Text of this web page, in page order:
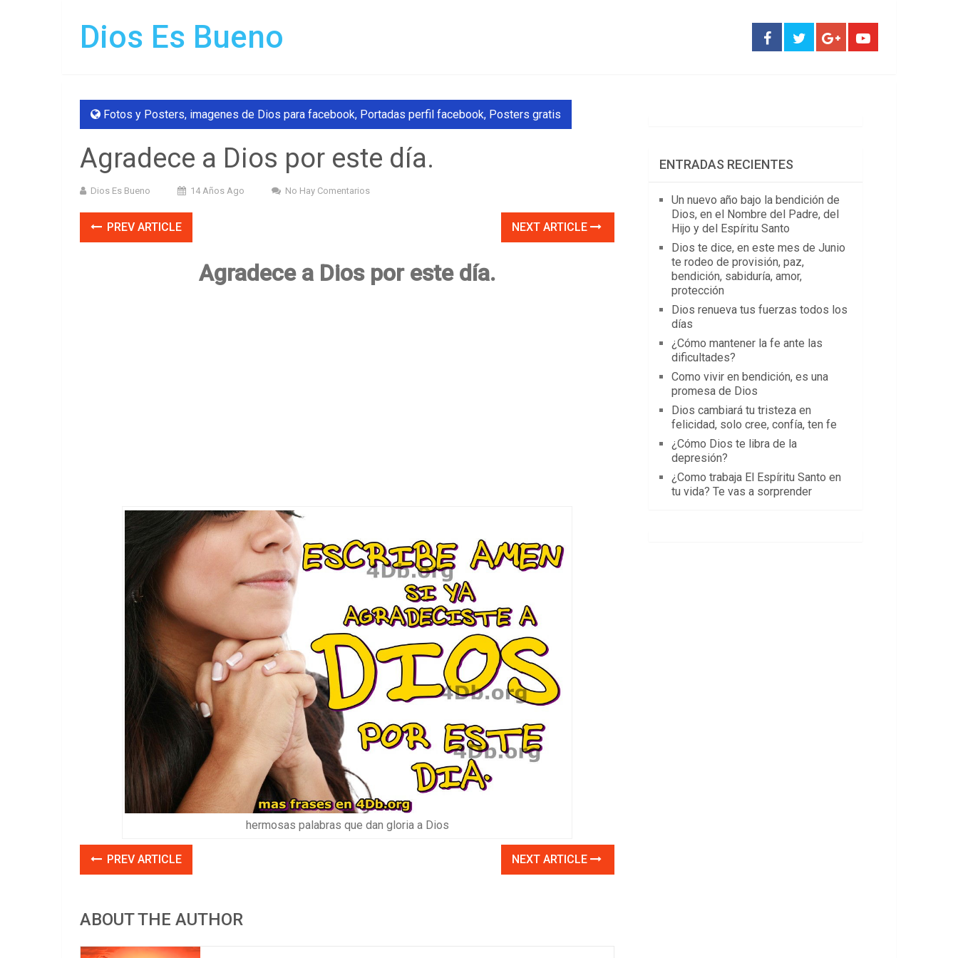
Dios Es Bueno
Fotos y Posters, imagenes de Dios para facebook, Portadas perfil facebook, Posters gratis
Agradece a Dios por este día.
Dios Es Bueno 14 Años Ago No Hay Comentarios
PREV ARTICLE NEXT ARTICLE
Agradece a Dios por este día.
hermosas palabras que dan gloria a Dios
PREV ARTICLE NEXT ARTICLE
ABOUT THE AUTHOR
ENTRADAS RECIENTES
Un nuevo año bajo la bendición de
Dios, en el Nombre del Padre, del
Hijo y del Espíritu Santo
Dios te dice, en este mes de Junio
te rodeo de provisión, paz,
bendición, sabiduría, amor,
protección
Dios renueva tus fuerzas todos los
días
¿Cómo mantener la fe ante las
dificultades?
Como vivir en bendición, es una
promesa de Dios
Dios cambiará tu tristeza en
felicidad, solo cree, confía, ten fe
¿Cómo Dios te libra de la
depresión?
¿Como trabaja El Espíritu Santo en
tu vida? Te vas a sorprender